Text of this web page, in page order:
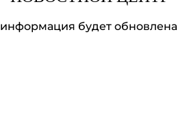
информация будет обновлена